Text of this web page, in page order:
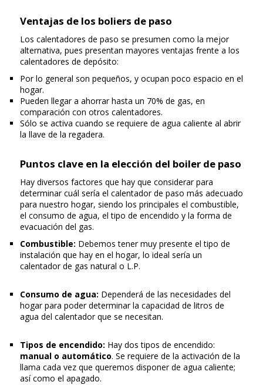
Ventajas de los boliers de paso
Los calentadores de paso se presumen como la mejor
alternativa, pues presentan mayores ventajas frente a los
calentadores de depósito:
Por lo general son pequeños, y ocupan poco espacio en el
hogar.
Pueden llegar a ahorrar hasta un 70% de gas, en
comparación con otros calentadores.
Sólo se activa cuando se requiere de agua caliente al abrir
la llave de la regadera.
Puntos clave en la elección del boiler de paso
Hay diversos factores que hay que considerar para
determinar cuál sería el calentador de paso más adecuado
para nuestro hogar, siendo los principales el combustible,
el consumo de agua, el tipo de encendido y la forma de
evacuación del gas.
Combustible: Debemos tener muy presente el tipo de
instalación que hay en el hogar, lo ideal sería un
calentador de gas natural o L.P.
Consumo de agua: Dependerá de las necesidades del
hogar para poder determinar la capacidad de litros de
agua del calentador que se necesitan.
Tipos de encendido: Hay dos tipos de encendido:
manual o automático. Se requiere de la activación de la
llama cada vez que queremos disponer de agua caliente;
así como el apagado.